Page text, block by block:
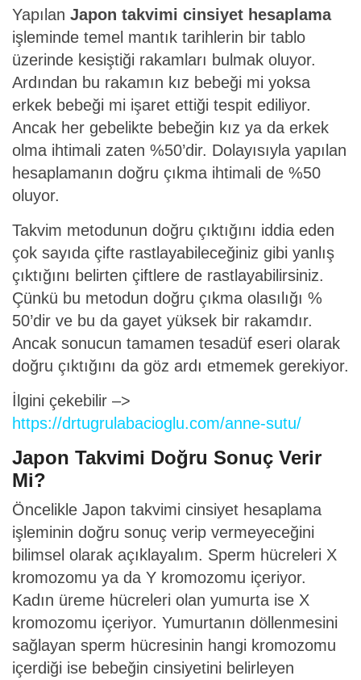
Yapılan Japon takvimi cinsiyet hesaplama
işleminde temel mantık tarihlerin bir tablo
üzerinde kesiştiği rakamları bulmak oluyor.
Ardından bu rakamın kız bebeği mi yoksa
erkek bebeği mi işaret ettiği tespit ediliyor.
Ancak her gebelikte bebeğin kız ya da erkek
olma ihtimali zaten %50’dir. Dolayısıyla yapılan
hesaplamanın doğru çıkma ihtimali de %50
oluyor.
Takvim metodunun doğru çıktığını iddia eden
çok sayıda çifte rastlayabileceğiniz gibi yanlış
çıktığını belirten çiftlere de rastlayabilirsiniz.
Çünkü bu metodun doğru çıkma olasılığı %
50’dir ve bu da gayet yüksek bir rakamdır.
Ancak sonucun tamamen tesadüf eseri olarak
doğru çıktığını da göz ardı etmemek gerekiyor.
İlgini çekebilir –>
https://drtugrulabacioglu.com/anne-sutu/
Japon Takvimi Doğru Sonuç Verir
Mi?
Öncelikle Japon takvimi cinsiyet hesaplama
işleminin doğru sonuç verip vermeyeceğini
bilimsel olarak açıklayalım. Sperm hücreleri X
kromozomu ya da Y kromozomu içeriyor.
Kadın üreme hücreleri olan yumurta ise X
kromozomu içeriyor. Yumurtanın döllenmesini
sağlayan sperm hücresinin hangi kromozomu
içerdiği ise bebeğin cinsiyetini belirleyen